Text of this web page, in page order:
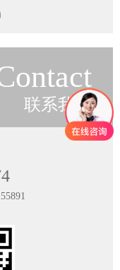
联系我们